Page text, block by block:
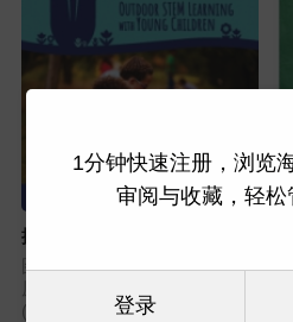
挖掘：幼儿的户外STEM教育
图书类型：家教育儿
(A03)
1分钟快速注册，浏览
审阅与收藏，轻
登录